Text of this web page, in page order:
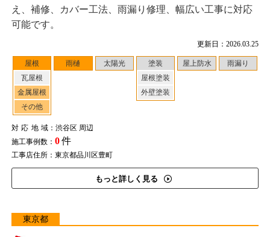
更新日：2026.03.25
屋根
瓦屋根
金属屋根
その他
雨樋 太陽光
塗装
屋根塗装
外壁塗装
屋上防水 雨漏り
対応地域：渋谷区 周辺
施工事例数： 0件
工事店住所：東京都品川区豊町
もっと詳しく見る
え、補修、カバー工法、雨漏り修理、幅広い工事に対応
可能です。
東京都